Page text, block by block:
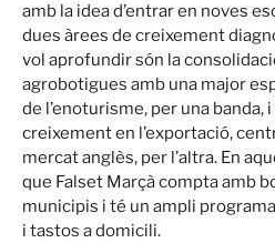
amb la idea d’entrar en noves
dues àrees de creixement
vol aprofundir són la
agrobotigues amb una major
de l’enoturisme, per una banda,
creixement en l’exportació,
mercat anglès, per l’altra. En
que Falset Marçà compta amb
municipis i té un ampli
i tastos a domicili.